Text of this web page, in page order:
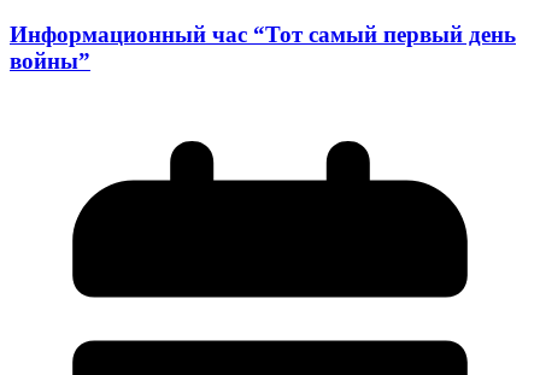
Информационный час “Тот самый первый день
войны”